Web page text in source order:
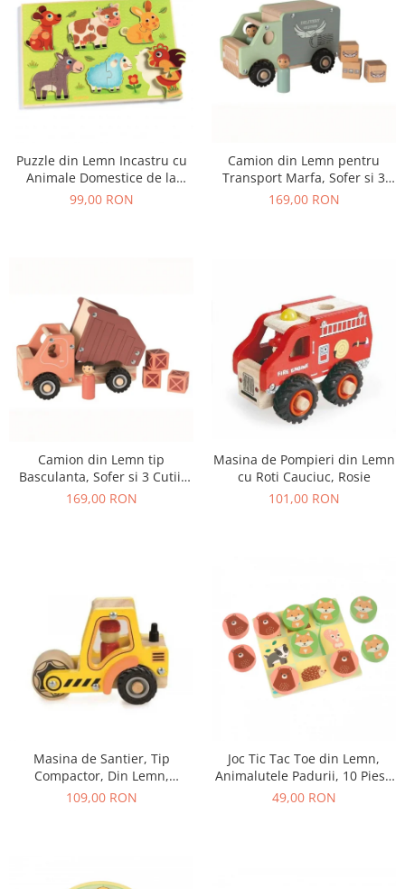
Puzzle din Lemn Incastru cu
Animale Domestice de la
Ferma, 12 Piese
99,00 RON
Camion din Lemn pentru
Transport Marfa, Sofer si 3
Colete, 18+ Luni
169,00 RON
Camion din Lemn tip
Basculanta, Sofer si 3 Cutii,
18+ Luni
169,00 RON
Masina de Pompieri din Lemn
cu Roti Cauciuc, Rosie
101,00 RON
Masina de Santier, Tip
Compactor, Din Lemn,
Galbena
109,00 RON
Joc Tic Tac Toe din Lemn,
Animalutele Padurii, 10 Piese
in Punga Textila
49,00 RON